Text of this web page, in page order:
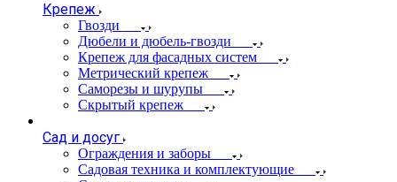
Крепеж
Гвозди
Дюбели и дюбель-гвозди
Крепеж для фасадных систем
Метрический крепеж
Саморезы и шурупы
Скрытый крепеж
Сад и досуг
Ограждения и заборы
Садовая техника и комплектующие